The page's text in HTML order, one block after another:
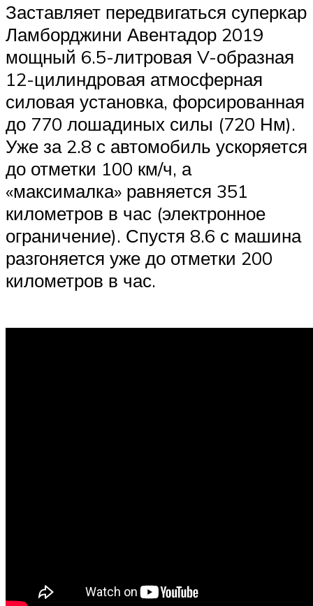
Заставляет передвигаться суперкар
Ламборджини Авентадор 2019
мощный 6.5-литровая V-образная
12-цилиндровая атмосферная
силовая установка, форсированная
до 770 лошадиных силы (720 Нм).
Уже за 2.8 с автомобиль ускоряется
до отметки 100 км/ч, а
«максималка» равняется 351
километров в час (электронное
ограничение). Спустя 8.6 с машина
разгоняется уже до отметки 200
километров в час.